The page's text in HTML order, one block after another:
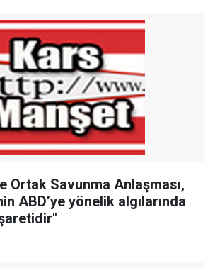
Ortak Savunma Anlaşması,
ABD’ye yönelik algılarında